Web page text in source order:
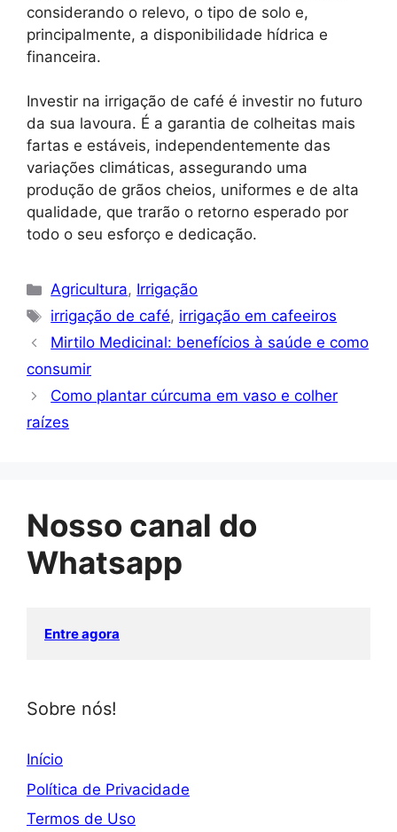
considerando o relevo, o tipo de solo e,
principalmente, a disponibilidade hídrica e
financeira.
Investir na irrigação de café é investir no futuro
da sua lavoura. É a garantia de colheitas mais
fartas e estáveis, independentemente das
variações climáticas, assegurando uma
produção de grãos cheios, uniformes e de alta
qualidade, que trarão o retorno esperado por
todo o seu esforço e dedicação.
Categorias
Agricultura, Irrigação
Tags
irrigação de café, irrigação em cafeeiros
Mirtilo Medicinal: benefícios à saúde e como
consumir
Como plantar cúrcuma em vaso e colher
raízes
Nosso canal do
Whatsapp
Entre agora
Sobre nós!
Início
Política de Privacidade
Termos de Uso